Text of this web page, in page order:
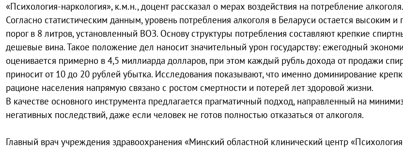
«Психология-наркология», к.м.н., доцент рассказал о мерах воздействия на потребление алкоголя.
Согласно статистическим данным, уровень потребления алкоголя в Беларуси остается высоким
порог в 8 литров, установленный ВОЗ. Основу структуры потребления составляют крепкие
дешевые вина. Такое положение дел наносит значительный урон государству: ежегодный
оценивается примерно в 4,5 миллиарда долларов, при этом каждый рубль дохода от продажи
приносит от 10 до 20 рублей убытка. Исследования показывают, что именно доминирование
рационе населения напрямую связано с ростом смертности и потерей лет здоровой жизни.
В качестве основного инструмента предлагается прагматичный подход, направленный на
негативных последствий, даже если человек не готов полностью отказаться от алкоголя.
Главный врач учреждения здравоохранения «Минский областной клинический центр